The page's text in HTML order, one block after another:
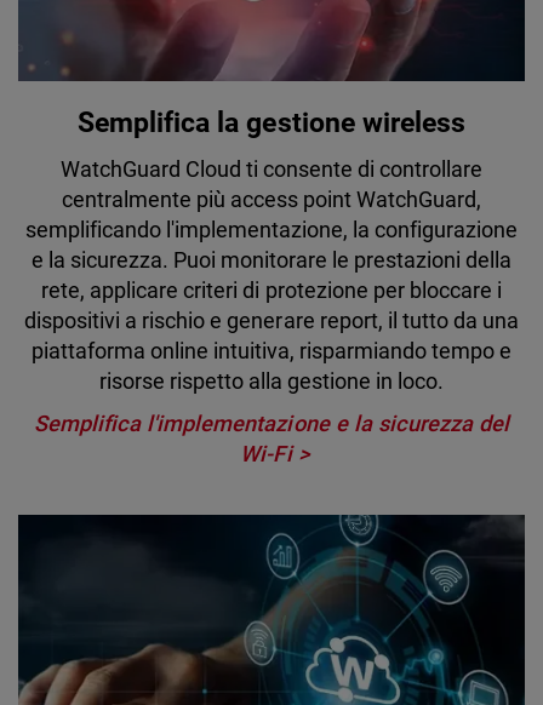
Semplifica la gestione wireless
WatchGuard Cloud ti consente di controllare
centralmente più access point WatchGuard,
semplificando l'implementazione, la configurazione
e la sicurezza. Puoi monitorare le prestazioni della
rete, applicare criteri di protezione per bloccare i
dispositivi a rischio e generare report, il tutto da una
piattaforma online intuitiva, risparmiando tempo e
risorse rispetto alla gestione in loco.
Semplifica l'implementazione e la sicurezza del
Wi-Fi